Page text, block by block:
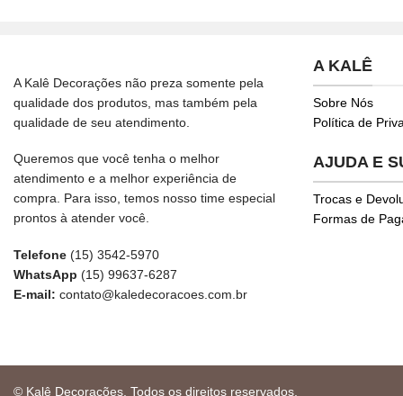
A Kalê Decorações não preza somente pela
qualidade dos produtos, mas também pela
qualidade de seu atendimento.
Queremos que você tenha o melhor
atendimento e a melhor experiência de
compra. Para isso, temos nosso time especial
prontos à atender você.
Telefone (15) 3542-5970
WhatsApp (15) 99637-6287
E-mail: contato@kaledecoracoes.com.br
A KALÊ
Sobre Nós
Política de
AJUDA E
Trocas e
Formas de
© Kalê Decorações. Todos os direitos reservados.